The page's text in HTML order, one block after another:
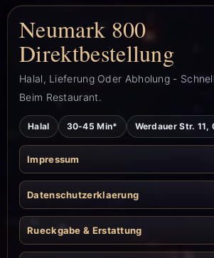
Neumark 800
Direktbestellung
Halal, Lieferung Oder Abholung -
Beim Restaurant.
Halal 30-45 Min* Werdauer Str.
Impressum
Datenschutzerklaerung
Rueckgabe & Erstattung